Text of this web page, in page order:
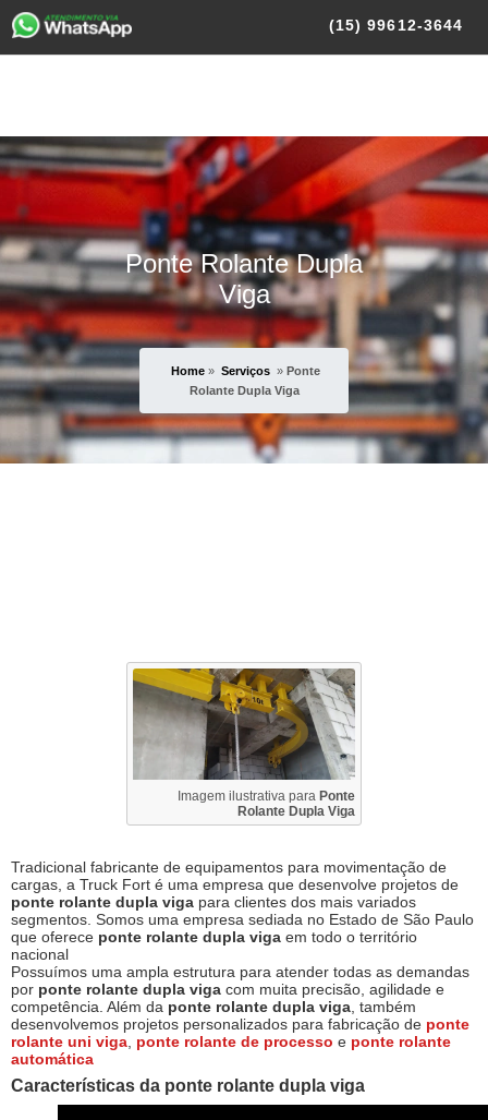
(15)99612-3644
Ponte Rolante Dupla
Viga
Home » Serviços » Ponte
Rolante Dupla Viga
Imagem ilustrativa para Ponte
Rolante Dupla Viga
Tradicional fabricante de equipamentos para movimentação de
cargas, a Truck Fort é uma empresa que desenvolve projetos de
ponte rolante dupla viga para clientes dos mais variados
segmentos. Somos uma empresa sediada no Estado de São Paulo
que oferece ponte rolante dupla viga em todo o território
nacional
Possuímos uma ampla estrutura para atender todas as demandas
por ponte rolante dupla viga com muita precisão, agilidade e
competência. Além da ponte rolante dupla viga , também
desenvolvemos projetos personalizados para fabricação de ponte
rolante uni viga ponte rolante de processo e ponte rolante
automática
Características da ponte rolante dupla viga